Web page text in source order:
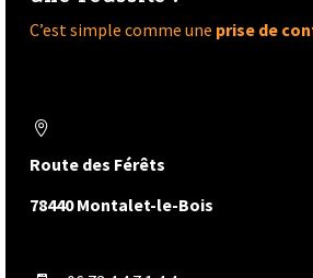
C’est simple comme une prise de


Route des Férêts
78440 Montalet-le-Bois